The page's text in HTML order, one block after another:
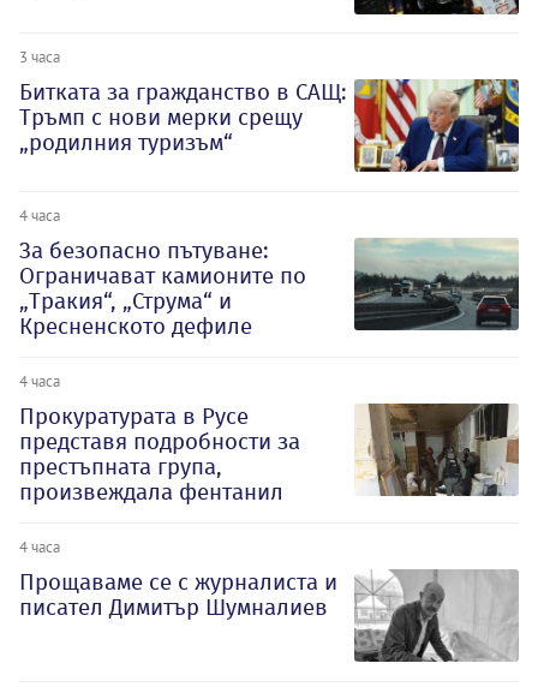
3 часа
Битката за гражданство в САЩ:
Тръмп с нови мерки срещу
„родилния туризъм“
4 часа
За безопасно пътуване:
Ограничават камионите по
„Тракия“, „Струма“ и
Кресненското дефиле
4 часа
Прокуратурата в Русе
представя подробности за
престъпната група,
произвеждала фентанил
4 часа
Прощаваме се с журналиста и
писател Димитър Шумналиев